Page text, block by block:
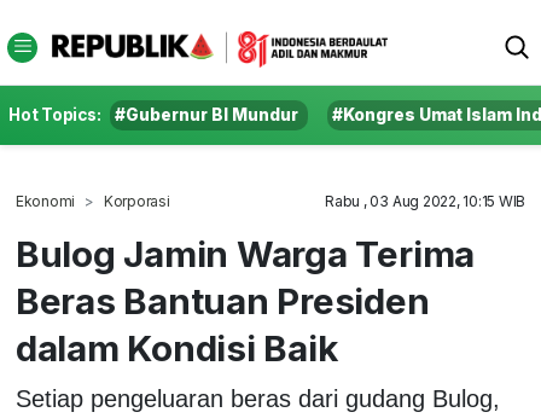
Hot Topics: #Gubernur BI Mundur #Kongres Umat Islam
Ekonomi Korporasi Rabu , 03 Aug 2022, 10:15 WIB
Bulog Jamin Warga Terima
Beras Bantuan Presiden
dalam Kondisi Baik
Setiap pengeluaran beras dari gudang Bulog,